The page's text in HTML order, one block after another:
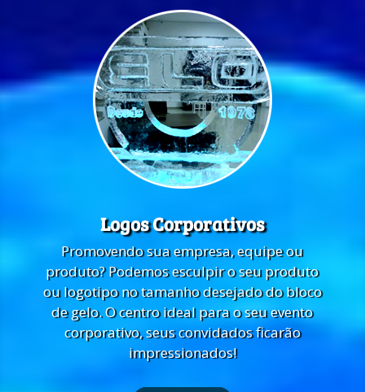
Logos Corporativos
Promovendo sua empresa, equipe ou
produto? Podemos esculpir o seu produto
ou logotipo no tamanho desejado do bloco
de gelo. O centro ideal para o seu evento
corporativo, seus convidados ficarão
impressionados!